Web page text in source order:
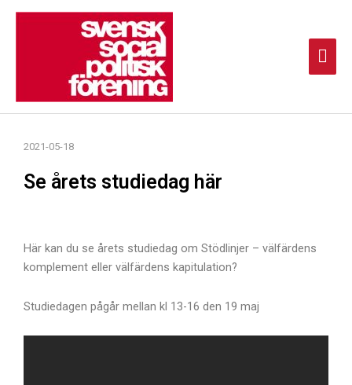
Hoppa
2021-05-18
Se årets studiedag här
Här kan du se årets studiedag om Stödlinjer – välfärdens
komplement eller välfärdens kapitulation?
Studiedagen pågår mellan kl 13-16 den 19 maj